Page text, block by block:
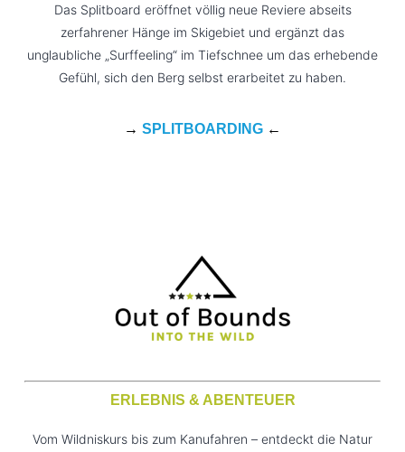
Das Splitboard eröffnet völlig neue Reviere abseits
zerfahrener Hänge im Skigebiet und ergänzt das
unglaubliche „Surffeeling“ im Tiefschnee um das erhebende
Gefühl, sich den Berg selbst erarbeitet zu haben.
→ SPLITBOARDING ←
ERLEBNIS & ABENTEUER
Vom Wildniskurs bis zum Kanufahren – entdeckt die Natur